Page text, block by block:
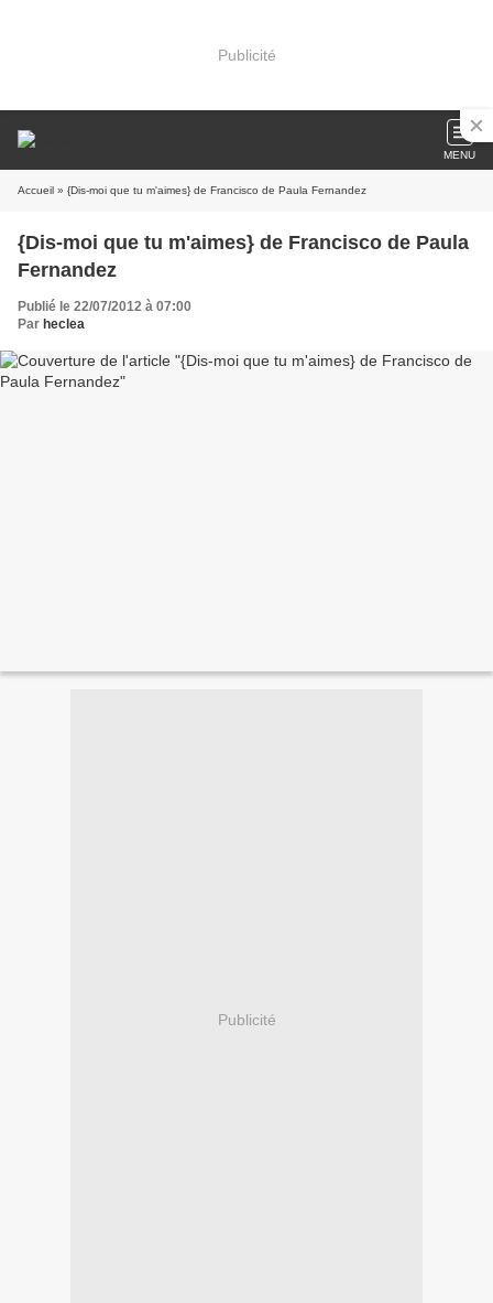
Publicité
MENU
Accueil » {Dis-moi que tu m'aimes} de Francisco de Paula Fernandez
{Dis-moi que tu m'aimes} de Francisco de Paula
Fernandez
Publié le 22/07/2012 à 07:00
Par heclea
Publicité